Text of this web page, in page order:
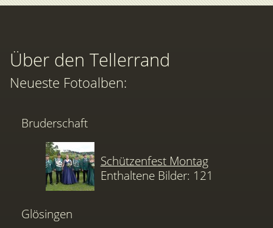
Über den Tellerrand
Neueste Fotoalben:
Bruderschaft
Schützenfest Montag
Enthaltene Bilder: 121
Glösingen